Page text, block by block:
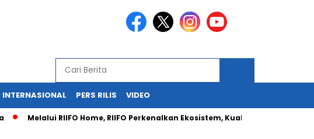
INTERNASIONAL PERS RILIS VIDEO
Melalui RIIFO Home, RIIFO Perkenalkan Ekosistem, Kualitas, dan Inovasi